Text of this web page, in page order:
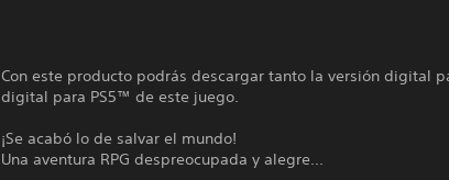
Con este producto podrás descargar tanto la versión digital
digital para PS5™ de este juego.
¡Se acabó lo de salvar el mundo!
Una aventura RPG despreocupada y alegre...